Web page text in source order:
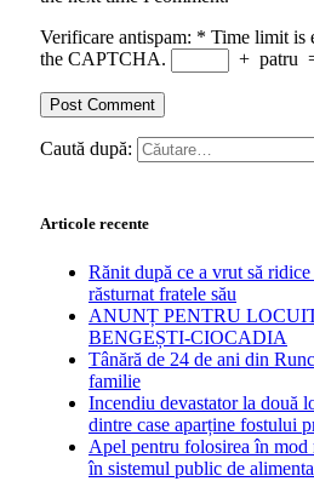
Verificare antispam: * Time limit is
the CAPTCHA.
+ patru
Caută după:
Articole recente
Rănit după ce a vrut să
răsturnat fratele său
ANUNȚ PENTRU
BENGEȘTI-CIOCADIA
Tânără de 24 de ani din
familie
Incendiu devastator la două
dintre case aparține fostului
Apel pentru folosirea în mod
în sistemul public de